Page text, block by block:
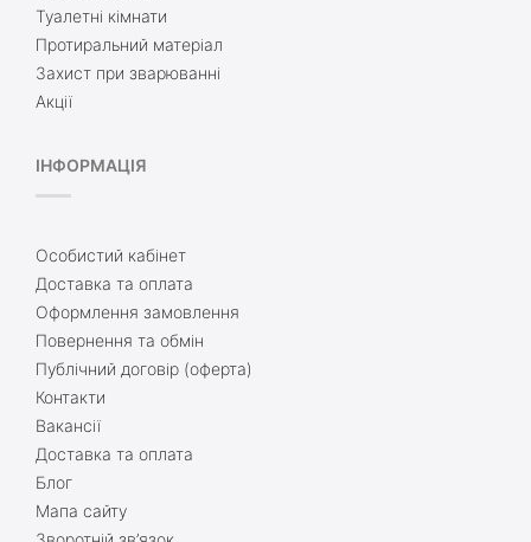
Туалетні кімнати
Протиральний матеріал
Захист при зварюванні
Акції
ІНФОРМАЦІЯ
Особистий кабінет
Доставка та оплата
Оформлення замовлення
Повернення та обмін
Публічний договір (оферта)
Контакти
Вакансії
Доставка та оплата
Блог
Мапа сайту